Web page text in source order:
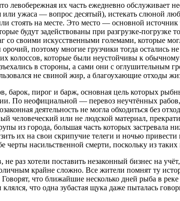
их часть ежедневно обслуживает
или ужаса — вопрос десятый), истекать слюной
стоять на месте. Это место — основной
будут задействованы при разгрузке-
своими искусственными големами, которые
орочий, поэтому многие грузчики тогда
колоссов, которые были неустойчивы к
в стороны, а сами они с оглушительным
не свиной жир, а благоухающие отходы
барок, пирог и барж, основная цель которых
По неофициальной — перевоз неучтённых
деятельность не могла обходиться без
человеческий или не людской материал,
из города, большая часть которых
их на свои скрипучие телеги и ночью
насильственной смерти, поскольку из
не раз хотели поставить незаконный бизнес на
крайне сложно. Все жители помнят ту
что ближайшие несколько дней рыба в
что одна зубастая щука даже пыталась